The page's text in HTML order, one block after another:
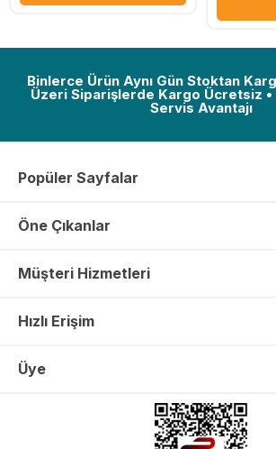
Binlerce Ürün Aynı Gün Stoktan
Üzeri Siparişlerde Kargo Ücretsiz •
Servis Avantajı
Popüler Sayfalar
Öne Çıkanlar
Müşteri Hizmetleri
Hızlı Erişim
Üye